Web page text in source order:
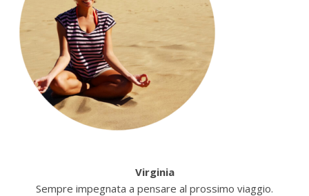
Virginia
Sempre impegnata a pensare al prossimo viaggio.